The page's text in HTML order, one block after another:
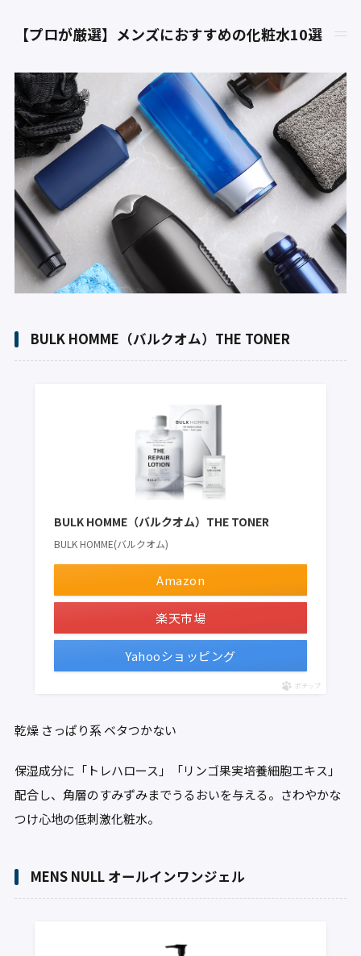
【プロが厳選】メンズにおすすめの化粧水10選
BULK HOMME（バルクオム）THE TONER
BULK HOMME（バルクオム）THE TONER
BULK HOMME(バルクオム)
Amazon
楽天市場
Yahooショッピング
ポチップ
乾燥 さっぱり系 ベタつかない
保湿成分に「トレハロース」「リンゴ果実培養細胞エキス」
配合し、角層のすみずみまでうるおいを与える。さわやかな
つけ心地の低刺激化粧水。
MENS NULL オールインワンジェル